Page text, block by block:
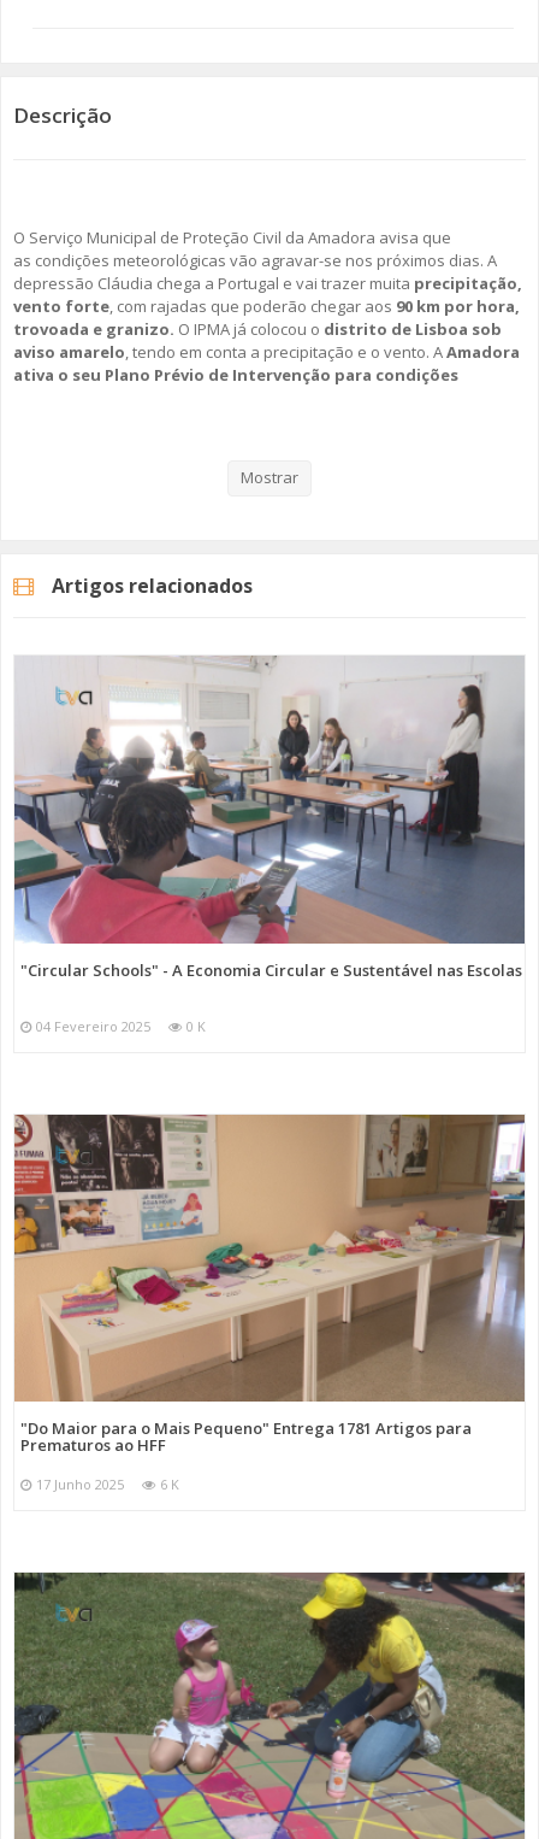
(RE) PENSAMENTOS
ECOMOVE-TE
HISTÓRIAS DE ABRIL
Descrição
O Serviço Municipal de Proteção Civil da Amadora avisa que
as condições meteorológicas vão agravar-se nos próximos dias. A
depressão Cláudia chega a Portugal e vai trazer muita precipitação,
vento forte, com rajadas que poderão chegar aos 90 km por hora,
trovoada e granizo. O IPMA já colocou o distrito de Lisboa sob
aviso amarelo, tendo em conta a precipitação e o vento. AAmadora
ativa o seu Plano Prévio de Intervenção para condições
As previsões ditam que este cenário seja uma realidade a
oficiais das entidades. Adira, também, ao
de aviso e alerta
Vento Forte
Trovoada
Imagem: Unsplash
Mostrar
Artigos relacionados
"Circular Schools" - A Economia Circular e Sustentável nas Escolas
04 Fevereiro 2025 0 K
"Do Maior para o Mais Pequeno" Entrega 1781 Artigos para
Prematuros ao HFF
17 Junho 2025 6 K